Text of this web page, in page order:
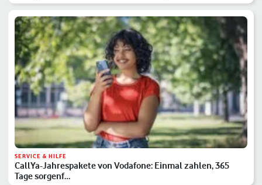
SERVICE & HILFE
CallYa-Jahrespakete von Vodafone: Einmal zahlen, 365
Tage sorgenf…